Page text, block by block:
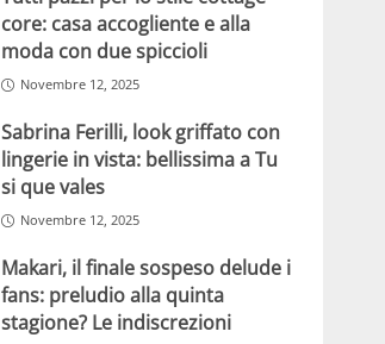
core: casa accogliente e alla
moda con due spiccioli
Novembre 12, 2025
Sabrina Ferilli, look griffato con
lingerie in vista: bellissima a Tu
si que vales
Novembre 12, 2025
Makari, il finale sospeso delude i
fans: preludio alla quinta
stagione? Le indiscrezioni